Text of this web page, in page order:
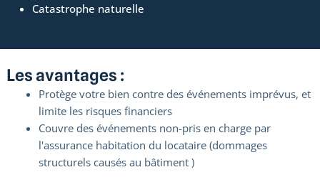
Catastrophe naturelle
Les avantages :
Protège votre bien contre des événements imprévus, et
limite les risques financiers
Couvre des événements non-pris en charge par
l'assurance habitation du locataire (dommages
structurels causés au bâtiment )